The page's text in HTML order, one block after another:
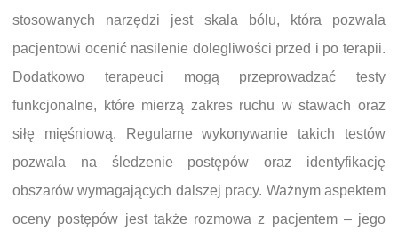
stosowanych narzędzi jest skala bólu, która pozwala
pacjentowi ocenić nasilenie dolegliwości przed i po terapii.
Dodatkowo terapeuci mogą przeprowadzać testy
funkcjonalne, które mierzą zakres ruchu w stawach oraz
siłę mięśniową. Regularne wykonywanie takich testów
pozwala na śledzenie postępów oraz identyfikację
obszarów wymagających dalszej pracy. Ważnym aspektem
oceny postępów jest także rozmowa z pacjentem – jego